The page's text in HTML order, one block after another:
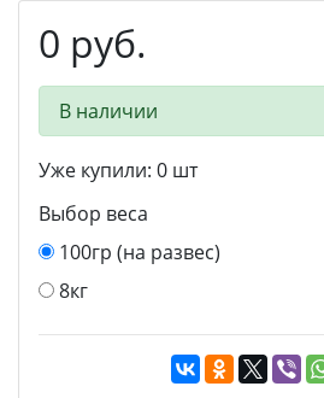
0 руб.
В наличии
Уже купили: 0 шт
Выбор веса
100гр (на развес)
8кг